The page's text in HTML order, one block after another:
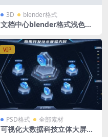
3D blender格式
文档中心blender格式浅色透
座
VIP
PSD格式 全部素材
可视化大数据科技立体大屏模